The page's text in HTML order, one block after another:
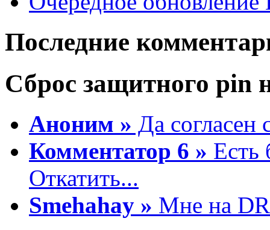
Последние
Сброс защитного pin
Аноним » Да согласен
Комментатор 6 » Есть
Откатить...
Smehahay » Мне на